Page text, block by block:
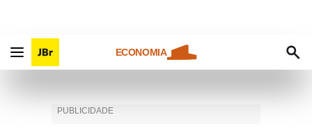
ECONOMIA